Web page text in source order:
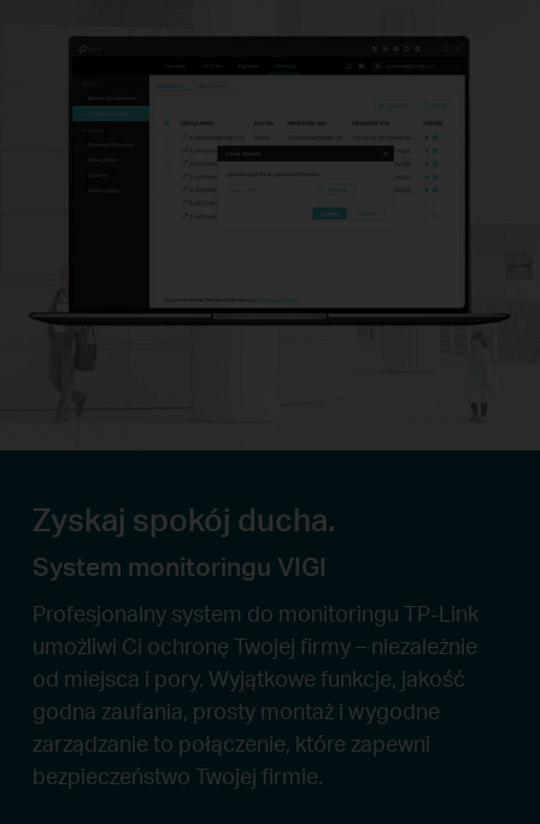
Zyskaj spokój ducha.
System monitoringu VIGI
Profesjonalny system do monitoringu TP-Link
umożliwi Ci ochronę Twojej firmy – niezależnie
od miejsca i pory. Wyjątkowe funkcje, jakość
godna zaufania, prosty montaż i wygodne
zarządzanie to połączenie, które zapewni
bezpieczeństwo Twojej firmie.